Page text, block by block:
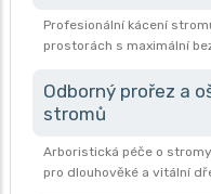
Profesionální kácení
prostorách s maximální
Odborný prořez a
stromů
Arboristická péče o
pro dlouhověké a vitální